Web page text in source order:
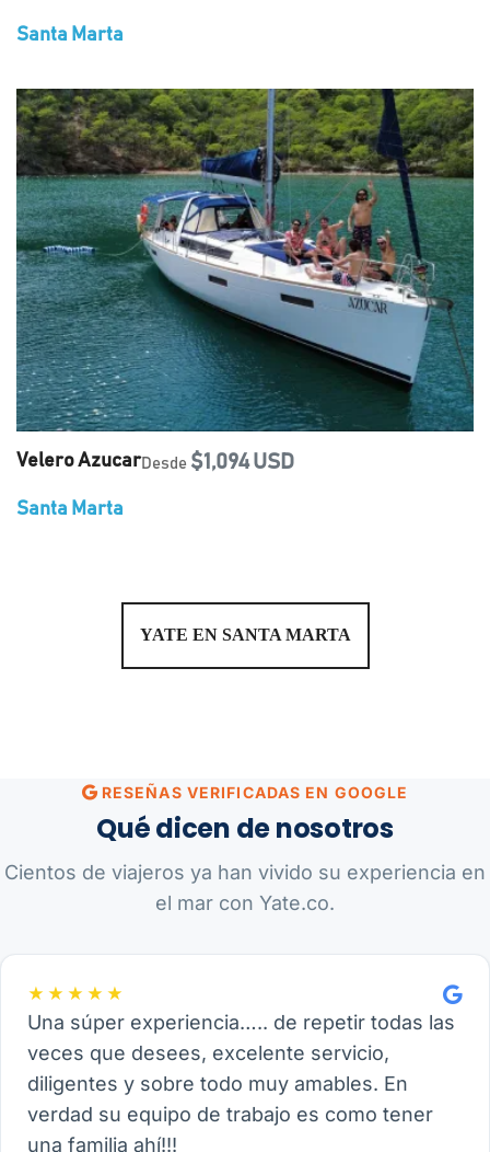
Santa Marta
Velero AzucarDesde $1,094 USD
Santa Marta
YATE EN SANTA MARTA
RESEÑAS VERIFICADAS EN GOOGLE
Qué dicen de nosotros
Cientos de viajeros ya han vivido su experiencia en
el mar con Yate.co.
★★★★★
Una súper experiencia….. de repetir todas las
veces que desees, excelente servicio,
diligentes y sobre todo muy amables. En
verdad su equipo de trabajo es como tener
una familia ahí!!!